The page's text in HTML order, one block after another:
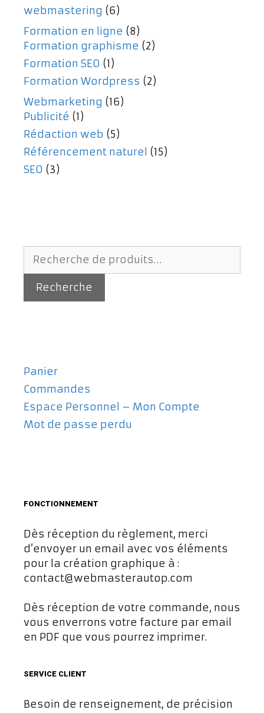
webmastering (6)
Formation en ligne (8)
Formation graphisme (2)
Formation SEO (1)
Formation Wordpress (2)
Webmarketing (16)
Publicité (1)
Rédaction web (5)
Référencement naturel (15)
SEO (3)
Recherche
pour :
Recherche
Panier
Commandes
Espace Personnel – Mon Compte
Mot de passe perdu
FONCTIONNEMENT
Dès réception du règlement, merci
d’envoyer un email avec vos éléments
pour la création graphique à :
contact@webmasterautop.com
Dès réception de votre commande, nous
vous enverrons votre facture par email
en PDF que vous pourrez imprimer.
SERVICE CLIENT
Besoin de renseignement, de précision